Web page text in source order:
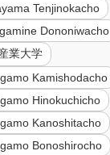
Tenjinokacho
Dononiwacho
業大学
Kamishodacho
Hinokuchicho
Kanoshitacho
Bonoshirocho